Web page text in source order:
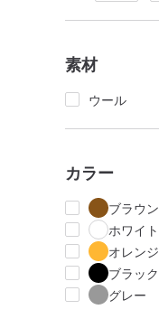
素材
ウール
カラー
ブラウン
ホワイト
オレンジ
ブラック
グレー